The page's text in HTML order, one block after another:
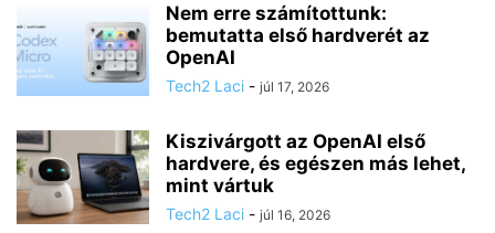
Nem erre számítottunk:
bemutatta első hardverét az
OpenAI
Tech2 Laci - júl 17, 2026
Kiszivárgott az OpenAI első
hardvere, és egészen más lehet,
mint vártuk
Tech2 Laci - júl 16, 2026